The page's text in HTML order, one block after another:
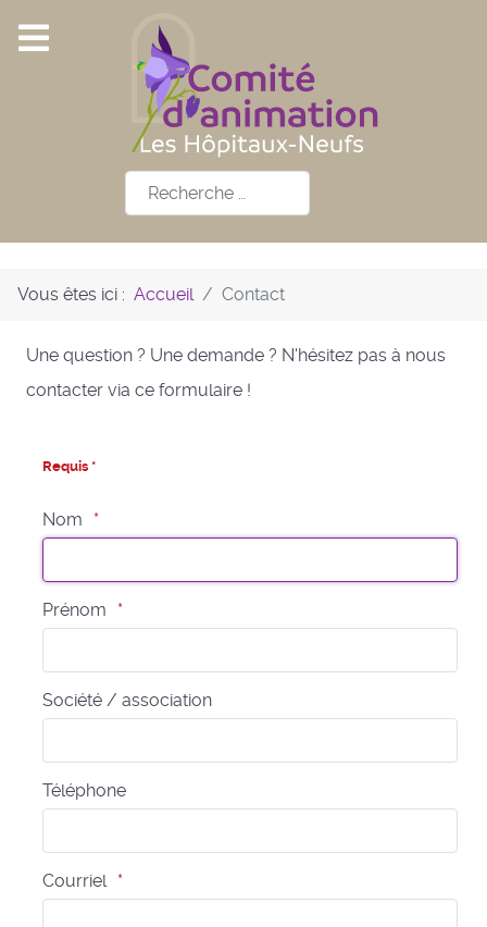
Rechercher
Vous êtes ici : Accueil Contact
Une question ? Une demande ? N'hésitez pas à nous
contacter via ce formulaire !
Requis *
Nom
Prénom
Société / association
Téléphone
Courriel